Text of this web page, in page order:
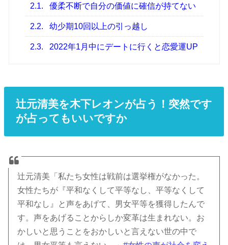
2.1. 優柔不断で自分の価値に確信が持てない
2.2. 幼少期10回以上の引っ越し
2.3. 2022年1月中にデートに行くと恋愛運UP
辻元清美を木下レオンが占う！突然です
が占ってもいいですか
辻元清美「私たち女性は戦前は選挙権がなかった。
女性たちが『平和なくして平等なし、平等なくして
平和なし』と声をあげて、男女平等を獲得したんで
す。声をあげることからしか変革は生まれない。お
かしいと思うことをおかしいと言えない世の中で